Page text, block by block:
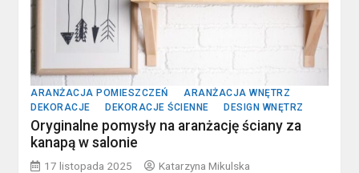
ARANŻACJA POMIESZCZEŃ
ARANŻACJA WNĘTRZ
DEKORACJE
DEKORACJE ŚCIENNE DESIGN WNĘTRZ
Oryginalne pomysły na aranżację ściany za
kanapą w salonie
17 listopada 2025 Katarzyna Mikulska